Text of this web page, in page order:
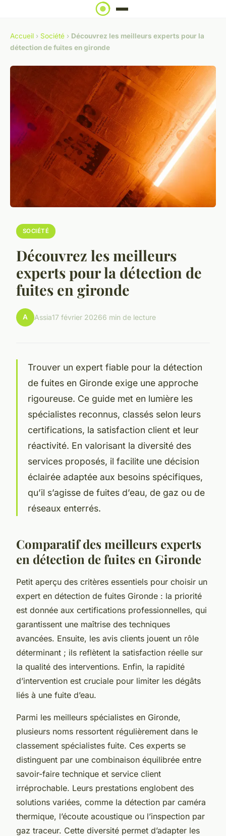
Accueil › Société › Découvrez les meilleurs experts pour la
détection de fuites en gironde
SOCIÉTÉ
Découvrez les meilleurs
experts pour la détection de
fuites en gironde
A Assia17 février 20266 min de lecture
Trouver un expert fiable pour la détection
de fuites en Gironde exige une approche
rigoureuse. Ce guide met en lumière les
spécialistes reconnus, classés selon leurs
certifications, la satisfaction client et leur
réactivité. En valorisant la diversité des
services proposés, il facilite une décision
éclairée adaptée aux besoins spécifiques,
qu’il s’agisse de fuites d’eau, de gaz ou de
réseaux enterrés.
Comparatif des meilleurs experts
en détection de fuites en Gironde
Petit aperçu des critères essentiels pour choisir un
expert en détection de fuites Gironde : la priorité
est donnée aux certifications professionnelles, qui
garantissent une maîtrise des techniques
avancées. Ensuite, les avis clients jouent un rôle
déterminant ; ils reflètent la satisfaction réelle sur
la qualité des interventions. Enfin, la rapidité
d’intervention est cruciale pour limiter les dégâts
liés à une fuite d’eau.
Parmi les meilleurs spécialistes en Gironde,
plusieurs noms ressortent régulièrement dans le
classement spécialistes fuite. Ces experts se
distinguent par une combinaison équilibrée entre
savoir-faire technique et service client
irréprochable. Leurs prestations englobent des
solutions variées, comme la détection par caméra
thermique, l’écoute acoustique ou l’inspection par
gaz traceur. Cette diversité permet d’adapter les